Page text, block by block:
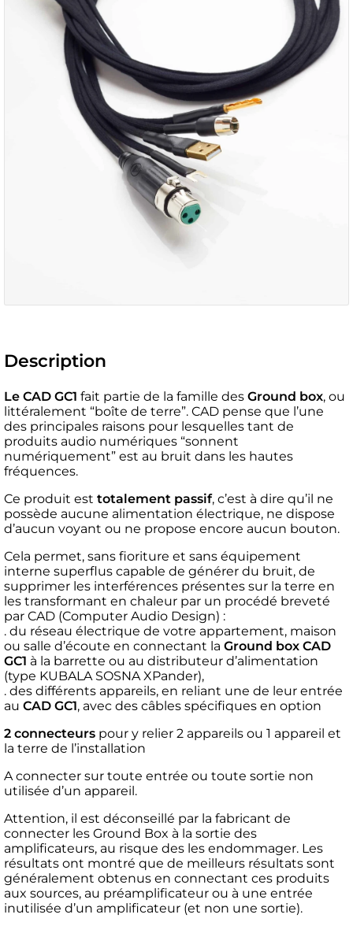
Description
Le CAD GC1 fait partie de la famille des Ground box, ou
littéralement “boîte de terre”. CAD pense que l’une
des principales raisons pour lesquelles tant de
produits audio numériques “sonnent
numériquement” est au bruit dans les hautes
fréquences.
Ce produit est totalement passif, c’est à dire qu’il ne
possède aucune alimentation électrique, ne dispose
d’aucun voyant ou ne propose encore aucun bouton.
Cela permet, sans fioriture et sans équipement
interne superflus capable de générer du bruit, de
supprimer les interférences présentes sur la terre en
les transformant en chaleur par un procédé breveté
par CAD (Computer Audio Design) :
. du réseau électrique de votre appartement, maison
ou salle d’écoute en connectant la Ground box CAD
GC1 à la barrette ou au distributeur d’alimentation
(type KUBALA SOSNA XPander),
. des différents appareils, en reliant une de leur entrée
au CAD GC1, avec des câbles spécifiques en option
2 connecteurs pour y relier 2 appareils ou 1 appareil et
la terre de l’installation
A connecter sur toute entrée ou toute sortie non
utilisée d’un appareil.
Attention, il est déconseillé par la fabricant de
connecter les Ground Box à la sortie des
amplificateurs, au risque des les endommager. Les
résultats ont montré que de meilleurs résultats sont
généralement obtenus en connectant ces produits
aux sources, au préamplificateur ou à une entrée
inutilisée d’un amplificateur (et non une sortie).